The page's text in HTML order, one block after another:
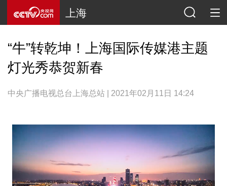
上海
“牛”转乾坤！上海国际传媒港主题
灯光秀恭贺新春
中央广播电视总台上海总站 | 2021年02月11日 14:24